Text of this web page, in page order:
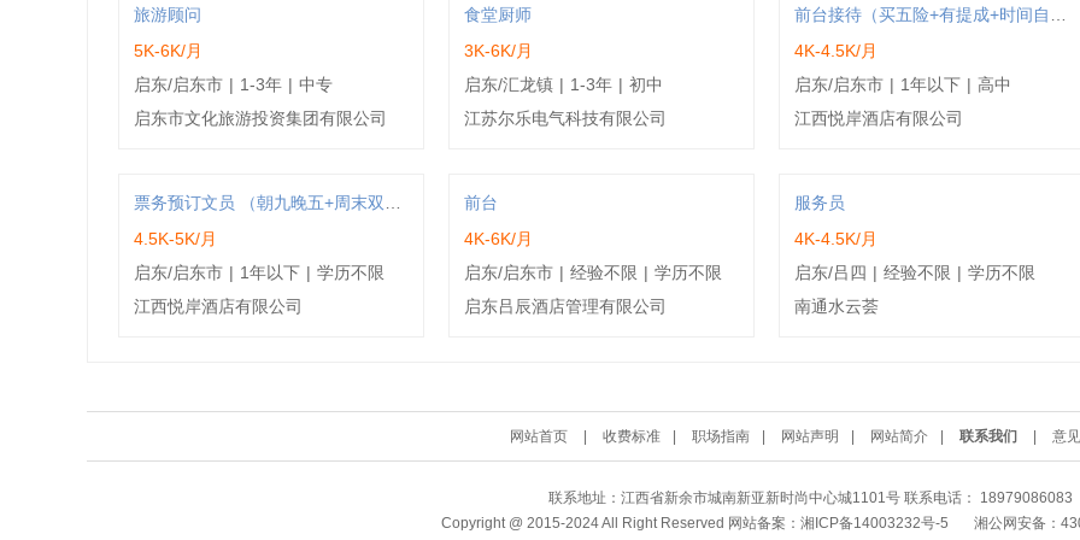
旅游顾问
5K-6K/月
启东/启东市 | 1-3年 | 中专
启东市文化旅游投资集团有限公司
食堂厨师
3K-6K/月
启东/汇龙镇 | 1-3年 | 初中
江苏尔乐电气科技有限公司
4K-4.5K/月
启东/启东市 | 1年以下 | 高中
江西悦岸酒店有限公司
4.5K-5K/月
启东/启东市 | 1年以下 | 学历不限
江西悦岸酒店有限公司
前台
4K-6K/月
启东/启东市 | 经验不限 | 学历不限
启东吕辰酒店管理有限公司
服务员
4K-4.5K/月
启东/吕四 | 经验不限 | 学历不限
南通水云荟
网站首页 收费标准 职场指南 网站声明 网站简介 联系我们 意
联系地址：江西省新余市城南新亚新时尚中心城1101号 联系电话： 18979086083
Copyright @ 2015-2024 All Right Reserved 网站备案： 湘ICP备14003232号-5 湘公网安备：